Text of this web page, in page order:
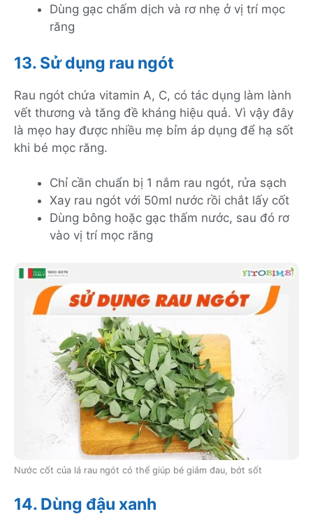
Dùng gạc chấm dịch và rơ nhẹ ở vị trí mọc
răng
13. Sử dụng rau ngót
Rau ngót chứa vitamin A, C, có tác dụng làm lành
vết thương và tăng đề kháng hiệu quả. Vì vậy đây
là mẹo hay được nhiều mẹ bỉm áp dụng để hạ sốt
khi bé mọc răng.
Chỉ cần chuẩn bị 1 nắm rau ngót, rửa sạch
Xay rau ngót với 50ml nước rồi chắt lấy cốt
Dùng bông hoặc gạc thấm nước, sau đó rơ
vào vị trí mọc răng
Nước cốt của lá rau ngót có thể giúp bé giảm đau, bớt sốt
14. Dùng đậu xanh